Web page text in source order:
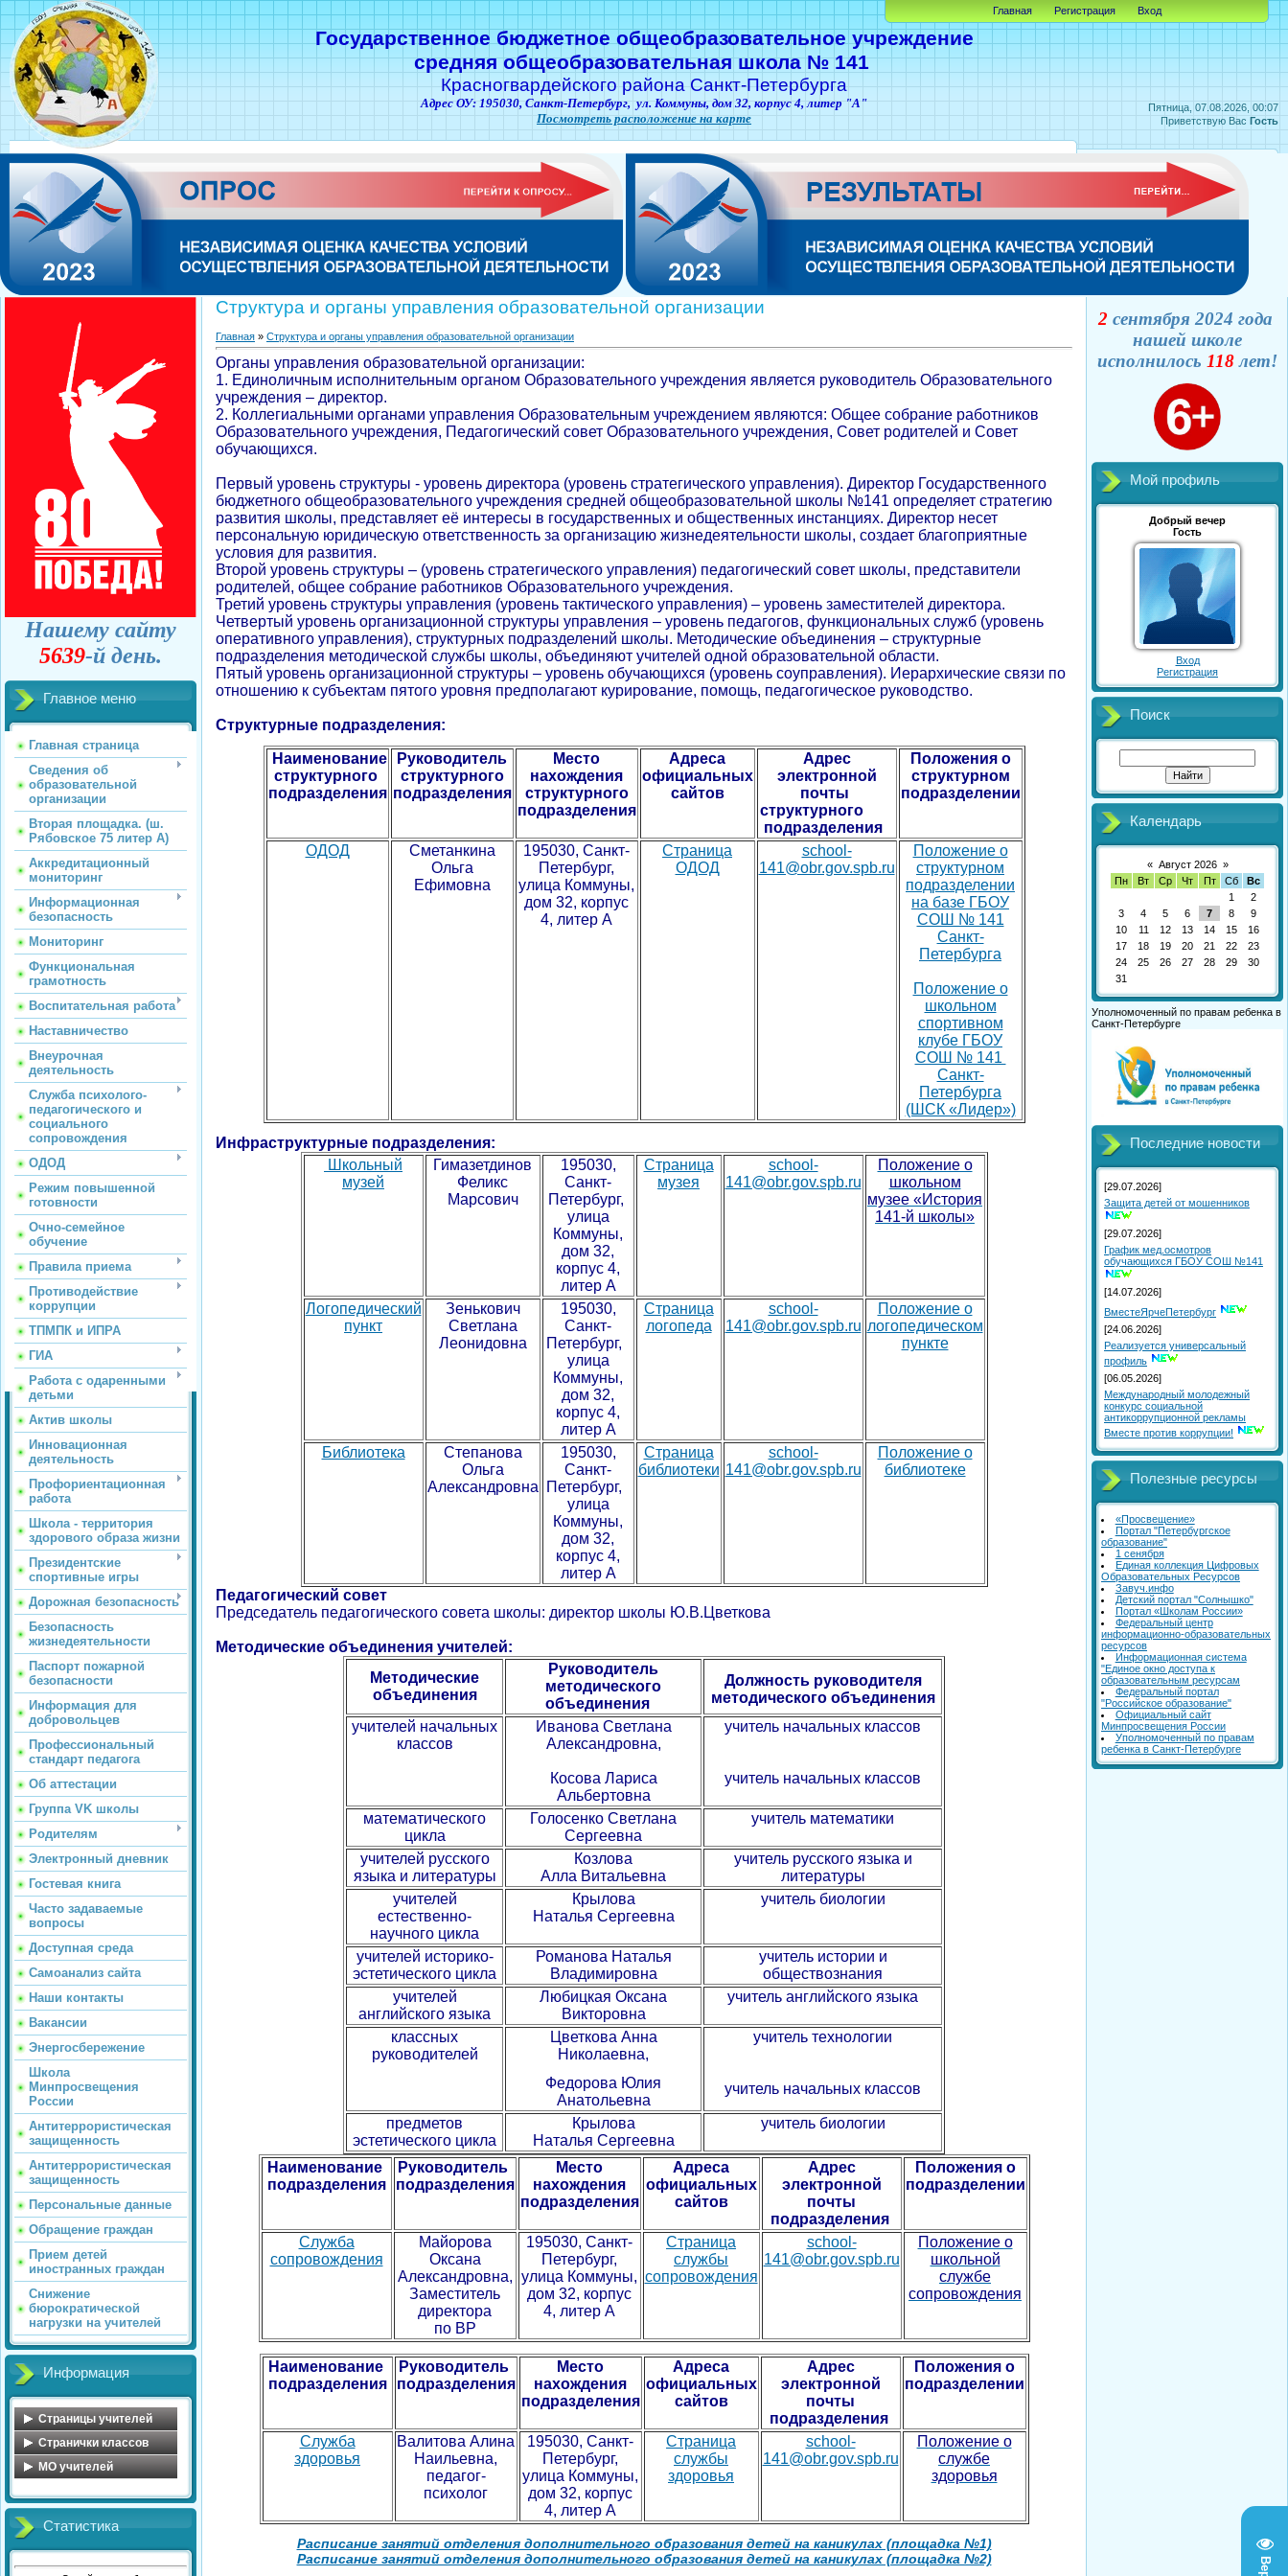
Пятница, 07.08.2026, 00:07
Приветствую Вас Гость
Государственное бюджетное общеобразовательное учреждение
средняя общеобразовательная школа № 141
Красногвардейского района Санкт-Петербурга
Адрес ОУ: 195030, Санкт-Петербург, ул. Коммуны, дом 32, корпус 4, литер "А"
Посмотреть расположение на карте
Главная Регистрация Вход
Нашему сайту
5639-й день.
Главное меню
Главная страница
Сведения об
образовательной
организации
Вторая площадка. (ш.
Рябовское 75 литер А)
Аккредитационный
мониторинг
Информационная
безопасность
Мониторинг
Функциональная
грамотность
Воспитательная работа
Наставничество
Внеурочная
деятельность
Служба психолого-
педагогического и
социального
сопровождения
ОДОД
Режим повышенной
готовности
Очно-семейное
обучение
Правила приема
Противодействие
коррупции
ТПМПК и ИПРА
ГИА
Работа с одаренными
детьми
Актив школы
Инновационная
деятельность
Профориентационная
работа
Школа - территория
здорового образа жизни
Президентские
спортивные игры
Дорожная безопасность
Безопасность
жизнедеятельности
Паспорт пожарной
безопасности
Информация для
добровольцев
Профессиональный
стандарт педагога
Об аттестации
Группа VK школы
Родителям
Электронный дневник
Гостевая книга
Часто задаваемые
вопросы
Доступная среда
Самоанализ сайта
Наши контакты
Вакансии
Энергосбережение
Школа
Минпросвещения
России
Антитеррористическая
защищенность
Антитеррористическая
защищенность
Персональные данные
Обращение граждан
Прием детей
иностранных граждан
Снижение
бюрократической
нагрузки на учителей
Информация
Страницы учителей
Обухова Н.В.
Майорова О.А.
Цветкова Ю.В.
Федорова Ю.А.
Странички классов
Косова Л.А.
Сенюшкина Л.А.
Яковлева А.А.
MO учителей
классов
МО математического
цикла
МО учителей русского
Статистика
Структура и органы управления образовательной организации
Главная » Структура и органы управления образовательной организации
Органы управления образовательной организации:
1. Единоличным исполнительным органом Образовательного учреждения является руководитель Образовательного
учреждения – директор.
2. Коллегиальными органами управления Образовательным учреждением являются: Общее собрание работников
Образовательного учреждения, Педагогический совет Образовательного учреждения, Совет родителей и Совет
обучающихся.
Первый уровень структуры - уровень директора (уровень стратегического управления). Директор Государственного
бюджетного общеобразовательного учреждения средней общеобразовательной школы №141 определяет стратегию
развития школы, представляет её интересы в государственных и общественных инстанциях. Директор несет
персональную юридическую ответственность за организацию жизнедеятельности школы, создает благоприятные
условия для развития.
Второй уровень структуры – (уровень стратегического управления) педагогический совет школы, представители
родителей, общее собрание работников Образовательного учреждения.
Третий уровень структуры управления (уровень тактического управления) – уровень заместителей директора.
Четвертый уровень организационной структуры управления – уровень педагогов, функциональных служб (уровень
оперативного управления), структурных подразделений школы. Методические объединения – структурные
подразделения методической службы школы, объединяют учителей одной образовательной области.
Пятый уровень организационной структуры – уровень обучающихся (уровень соуправления). Иерархические связи по
отношению к субъектам пятого уровня предполагают курирование, помощь, педагогическое руководство.
Структурные подразделения:
Наименование
структурного
подразделения
Руководитель
структурного
подразделения
Место
нахождения
структурного
подразделения
Адреса
официальных
сайтов
Адрес
электронной
почты
структурного
подразделения
Положения о
структурном
подразделении
ОДОД
Сметанкина
Ольга
Ефимовна
195030, Санкт-
Петербург,
улица Коммуны,
дом 32, корпус
4, литер А
Страница
ОДОД
school-
141@obr.gov.spb.ru
Положение о
структурном
подразделении
на базе ГБОУ
СОШ № 141
Санкт-
Петербурга
Положение о
школьном
спортивном
клубе ГБОУ
СОШ № 141
Санкт-
Петербурга
(ШСК «Лидер»)
Инфраструктурные подразделения:
Школьный
музей
Гимазетдинов
Феликс
Марсович
195030,
Санкт-
Петербург,
улица
Коммуны,
дом 32,
корпус 4,
литер А
Страница
музея
school-
141@obr.gov.spb.ru
Положение о
школьном
музее «История
141-й школы»
Логопедический
пункт
Зенькович
Светлана
Леонидовна
195030,
Санкт-
Петербург,
улица
Коммуны,
дом 32,
корпус 4,
литер А
Страница
логопеда
school-
141@obr.gov.spb.ru
Положение о
логопедическом
пункте
Библиотека
Степанова
Ольга
Александровна
195030,
Санкт-
Петербург,
улица
Коммуны,
дом 32,
корпус 4,
литер А
Страница
библиотеки
school-
141@obr.gov.spb.ru
Положение о
библиотеке
Педагогический совет
Председатель педагогического совета школы: директор школы Ю.В.Цветкова
Методические объединения учителей:
Методические
объединения
Руководитель
методического
объединения
Должность руководителя
методического объединения
учителей начальных
классов
Иванова Светлана
Александровна,
Косова Лариса
Альбертовна
учитель начальных классов
учитель начальных классов
математического
цикла
Голосенко Светлана
Сергеевна
учитель математики
учителей русского
языка и литературы
Козлова
Алла Витальевна
учитель русского языка и
литературы
учителей
естественно-
научного цикла
Крылова
Наталья Сергеевна
учитель биологии
учителей историко-
эстетического цикла
Романова Наталья
Владимировна
учитель истории и
обществознания
учителей
английского языка
Любицкая Оксана
Викторовна
учитель английского языка
классных
руководителей
Цветкова Анна
Николаевна,
Федорова Юлия
Анатольевна
учитель технологии
учитель начальных классов
предметов
эстетического цикла
Крылова
Наталья Сергеевна
учитель биологии
Наименование
подразделения
Руководитель
подразделения
Место
нахождения
подразделения
Адреса
официальных
сайтов
Адрес
электронной
почты
подразделения
Положения о
подразделении
Служба
сопровождения
Майорова
Оксана
Александровна,
Заместитель
директора
по ВР
195030, Санкт-
Петербург,
улица Коммуны,
дом 32, корпус
4, литер А
Страница
службы
сопровождения
school-
141@obr.gov.spb.ru
Положение о
школьной
службе
сопровождения
Наименование
подразделения
Руководитель
подразделения
Место
нахождения
подразделения
Адреса
официальных
сайтов
Адрес
электронной
почты
подразделения
Положения о
подразделении
Служба
здоровья
Валитова Алина
Наильевна,
педагог-
психолог
195030, Санкт-
Петербург,
улица Коммуны,
дом 32, корпус
4, литер А
Страница
службы
здоровья
school-
141@obr.gov.spb.ru
Положение о
службе
здоровья
Расписание занятий отделения дополнительного образования детей на каникулах (площадка №1)
Расписание занятий отделения дополнительного образования детей на каникулах (площадка №2)
2 сентября 2024 года
нашей школе
исполнилось 118лет!
Мой профиль
Добрый вечер
Гость
Вход
Регистрация
Поиск
Календарь
« Август 2026 »
Пн
Вт Ср Чт Пт Сб
Вс
1
2
3
4 5 6 7 8
9
10
11 12 13 14 15
16
17
18 19 20 21 22
23
24
25 26 27 28 29
30
31
Уполномоченный по правам ребенка в
Санкт-Петербурге
Последние новости
[29.07.2026]
Защита детей от мошенников
[29.07.2026]
График мед.осмотров
обучающихся ГБОУ СОШ №141
[14.07.2026]
ВместеЯрчеПетербург
[24.06.2026]
Реализуется универсальный
профиль
[06.05.2026]
Международный молодежный
конкурс социальной
антикоррупционной рекламы
Вместе против коррупции!
Полезные ресурсы
«Просвещение»
Портал "Петербургское
образование"
1 сенября
Единая коллекция Цифровых
Образовательных Ресурсов
Завуч.инфо
Детский портал "Солнышко"
Портал «Школам России»
Федеральный центр
информационно-образовательных
ресурсов
Информационная система
"Единое окно доступа к
образовательным ресурсам
Федеральный портал
"Российское образование"
Официальный сайт
Минпросвещения России
Уполномоченный по правам
ребенка в Санкт-Петербурге